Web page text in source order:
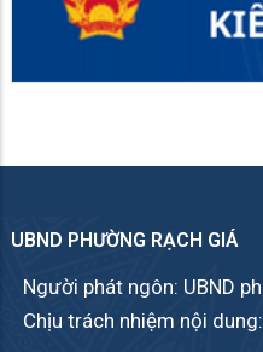
UBND PHƯỜNG RẠCH GIÁ
Người phát ngôn: UBND
Chịu trách nhiệm nội